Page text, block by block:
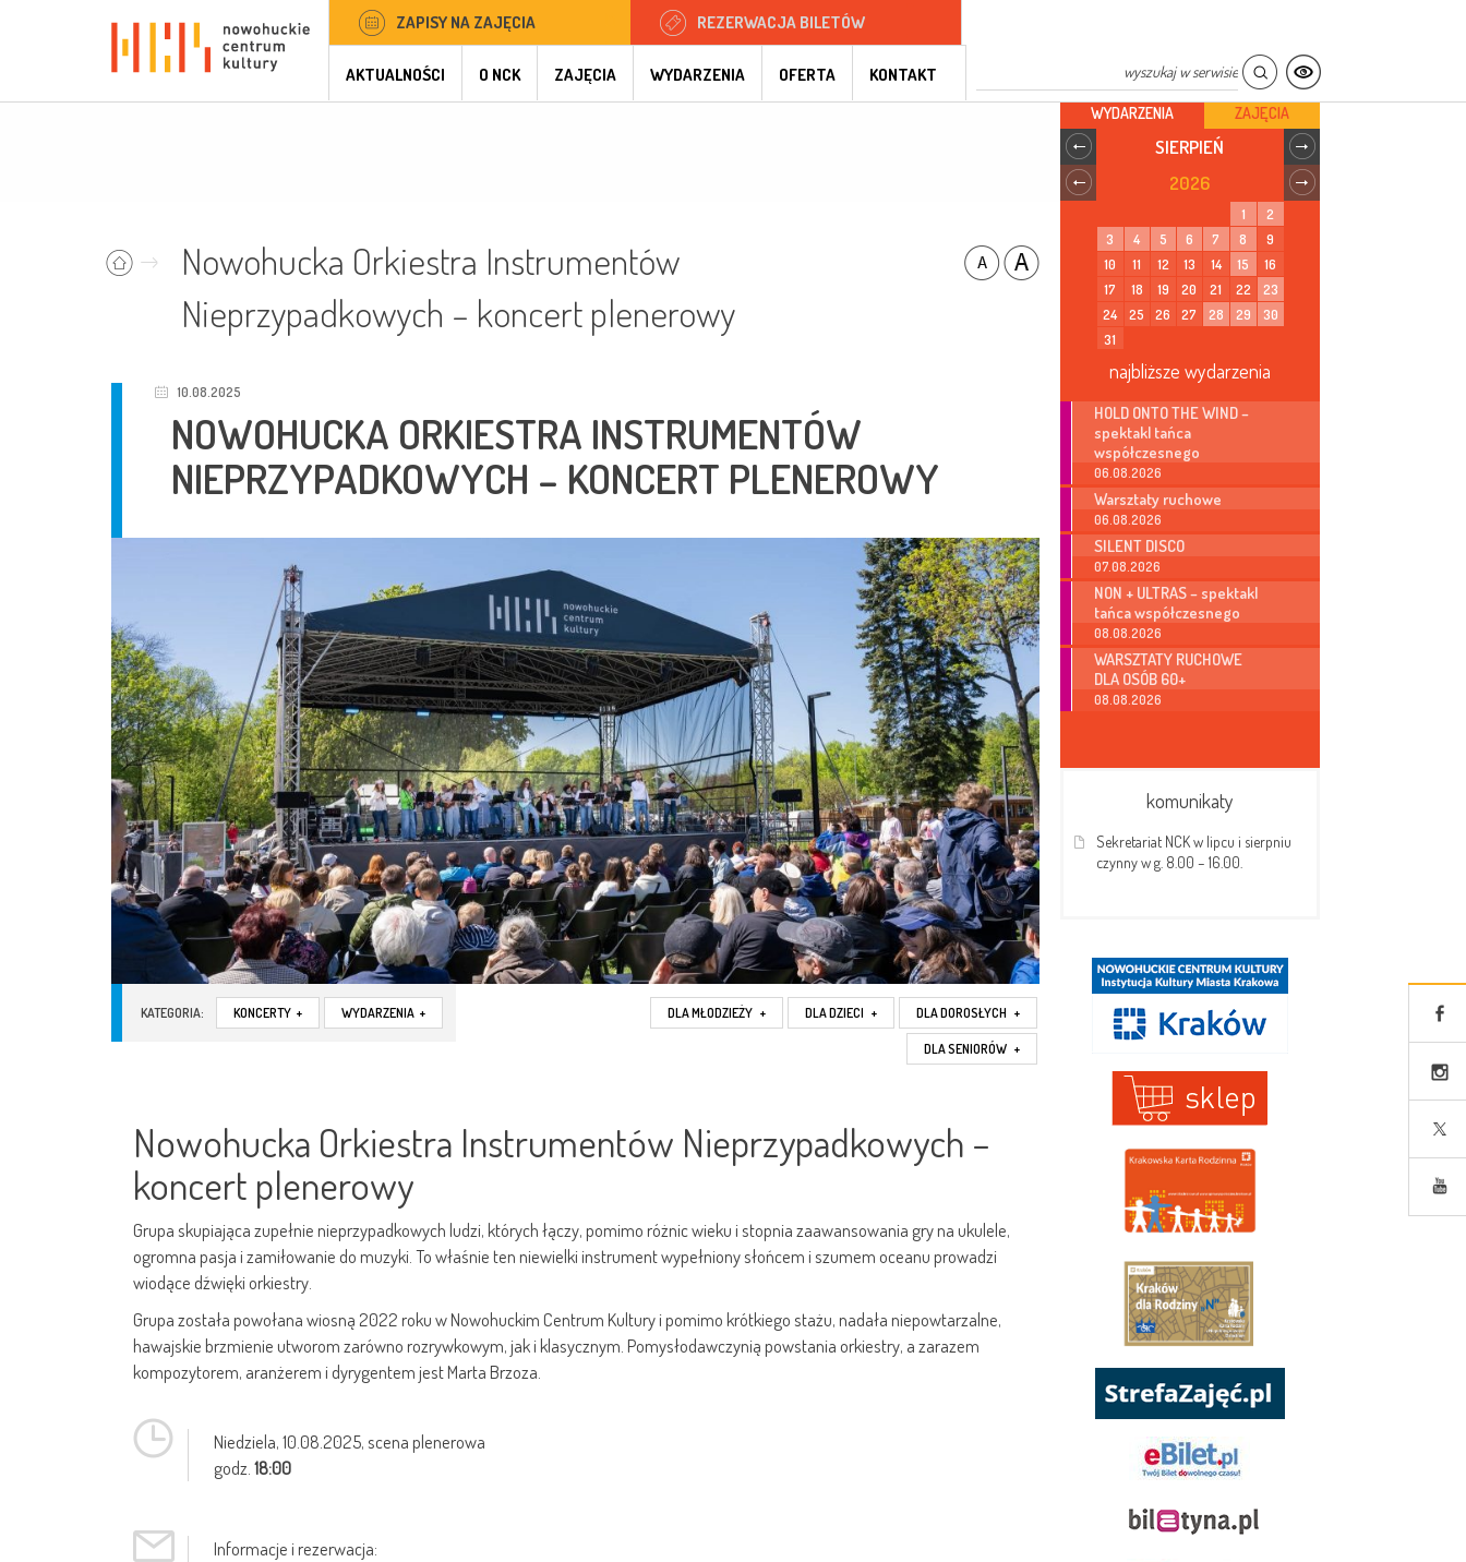
ZAPISY NA ZAJĘCIA REZERWACJA BILETÓW
AKTUALNOŚCI O NCK ZAJĘCIA WYDARZENIA OFERTA KONTAKT
Nowohucka Orkiestra Instrumentów
Nieprzypadkowych – koncert plenerowy
10.08.2025
NOWOHUCKA ORKIESTRA INSTRUMENTÓW
NIEPRZYPADKOWYCH – KONCERT PLENEROWY
KATEGORIA: KONCERTY + WYDARZENIA + DLA DOROSŁYCH +
DLA DZIECI +
DLA MŁODZIEŻY +
DLA SENIORÓW +
Nowohucka Orkiestra Instrumentów Nieprzypadkowych –
koncert plenerowy
Grupa skupiająca zupełnie nieprzypadkowych ludzi, których łączy, pomimo różnic wieku i stopnia zaawansowania gry na ukulele,
ogromna pasja i zamiłowanie do muzyki. To właśnie ten niewielki instrument wypełniony słońcem i szumem oceanu prowadzi
wiodące dźwięki orkiestry.
Grupa została powołana wiosną 2022 roku w Nowohuckim Centrum Kultury i pomimo krótkiego stażu, nadała niepowtarzalne,
hawajskie brzmienie utworom zarówno rozrywkowym, jak i klasycznym. Pomysłodawczynią powstania orkiestry, a zarazem
kompozytorem, aranżerem i dyrygentem jest Marta Brzoza.
Niedziela,10.08.2025, scena plenerowa
godz.18:00
Informacje i rezerwacja:
WYDARZENIA ZAJĘCIA
SIERPIEŃ
2026
1
2
3
4 5 6 7 8
9
10
11 12 13 14 15
16
17
18 19 20 21 22
23
24
25 26 27 28 29
30
31
najbliższe wydarzenia
HOLD ONTO THE WIND –
spektakl tańca
współczesnego
06.08.2026
Warsztaty ruchowe
06.08.2026
SILENT DISCO
07.08.2026
NON + ULTRAS – spektakl
tańca współczesnego
08.08.2026
WARSZTATY RUCHOWE
DLA OSÓB 60+
08.08.2026
komunikaty
Sekretariat NCK w lipcu i sierpniu
czynny w g. 8.00 – 16.00.